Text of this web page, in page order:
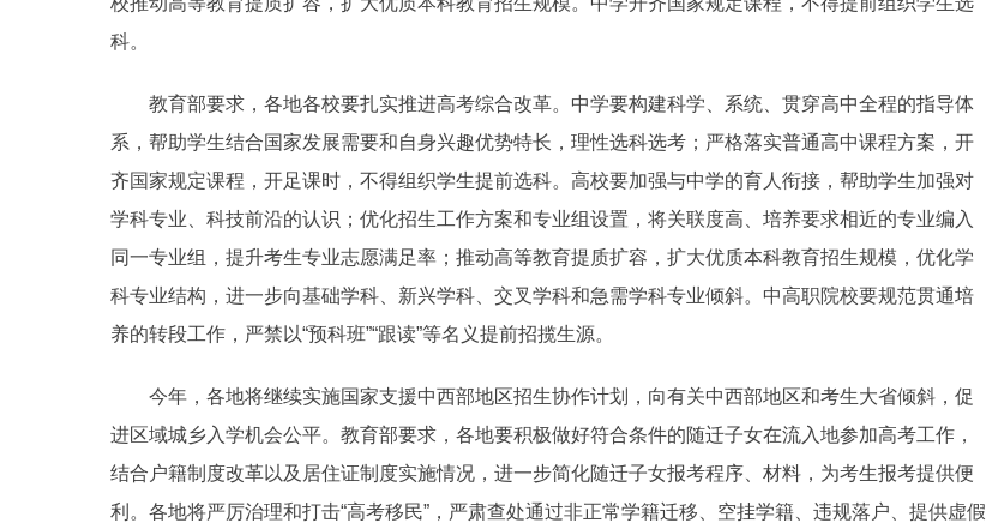
科。
教育部要求，各地各校要扎实推进高考综合改革。中学要构建科学、系统、贯穿高中全程的指导体
系，帮助学生结合国家发展需要和自身兴趣优势特长，理性选科选考；严格落实普通高中课程方案，开
齐国家规定课程，开足课时，不得组织学生提前选科。高校要加强与中学的育人衔接，帮助学生加强对
学科专业、科技前沿的认识；优化招生工作方案和专业组设置，将关联度高、培养要求相近的专业编入
同一专业组，提升考生专业志愿满足率；推动高等教育提质扩容，扩大优质本科教育招生规模，优化学
科专业结构，进一步向基础学科、新兴学科、交叉学科和急需学科专业倾斜。中高职院校要规范贯通培
养的转段工作，严禁以“预科班”“跟读”等名义提前招揽生源。
今年，各地将继续实施国家支援中西部地区招生协作计划，向有关中西部地区和考生大省倾斜，促
进区域城乡入学机会公平。教育部要求，各地要积极做好符合条件的随迁子女在流入地参加高考工作，
结合户籍制度改革以及居住证制度实施情况，进一步简化随迁子女报考程序、材料，为考生报考提供便
利。各地将严厉治理和打击“高考移民”，严肃查处通过非正常学籍迁移、空挂学籍、违规落户、提供虚假